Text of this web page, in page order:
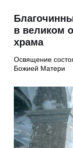
в великом
храма
Освящение
Божией Матери